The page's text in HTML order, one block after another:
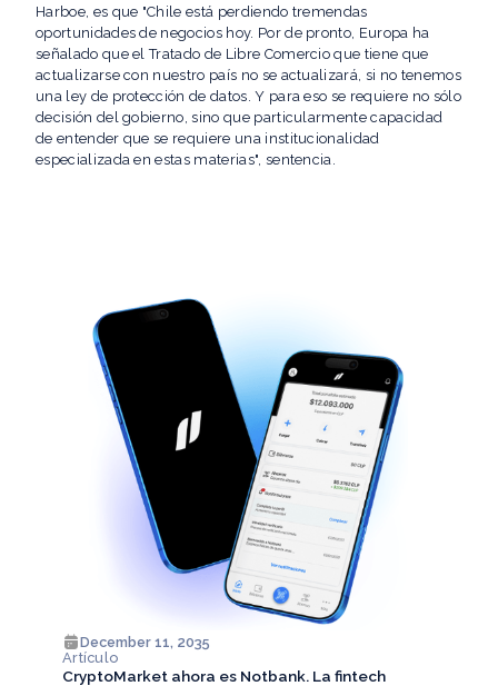
Harboe, es que "Chile está perdiendo tremendas
oportunidades de negocios hoy. Por de pronto, Europa ha
señalado que el Tratado de Libre Comercio que tiene que
actualizarse con nuestro país no se actualizará, si no tenemos
una ley de protección de datos. Y para eso se requiere no sólo
decisión del gobierno, sino que particularmente capacidad
de entender que se requiere una institucionalidad
especializada en estas materias", sentencia.
December 11, 2035
Artículo
CryptoMarket ahora es Notbank. La fintech